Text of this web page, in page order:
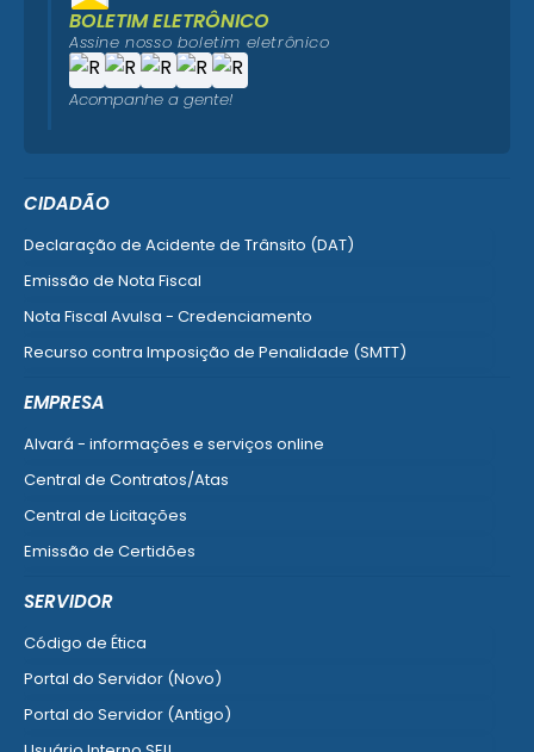
CIDADÃO
Declaração de Acidente de Trânsito (DAT)
Emissão de Nota Fiscal
Nota Fiscal Avulsa - Credenciamento
Recurso contra Imposição de Penalidade (SMTT)
EMPRESA
Alvará - informações e serviços online
Central de Contratos/Atas
Central de Licitações
Emissão de Certidões
SERVIDOR
Código de Ética
Portal do Servidor (Novo)
Portal do Servidor (Antigo)
BOLETIM ELETRÔNICO
Assine nosso boletim eletrônico
Acompanhe a gente!